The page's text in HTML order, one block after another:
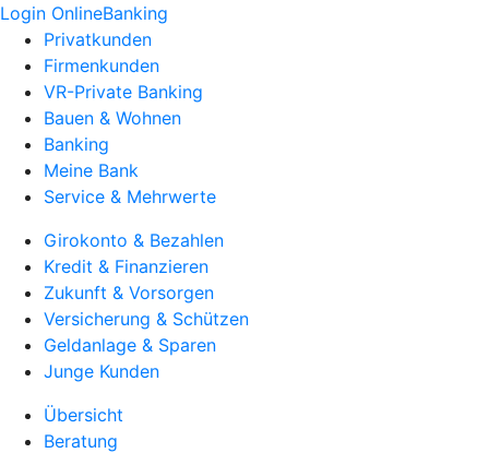
Login OnlineBanking
Privatkunden
Firmenkunden
VR-Private Banking
Bauen & Wohnen
Banking
Meine Bank
Service & Mehrwerte
Girokonto & Bezahlen
Kredit & Finanzieren
Zukunft & Vorsorgen
Versicherung & Schützen
Geldanlage & Sparen
Junge Kunden
Übersicht
Beratung